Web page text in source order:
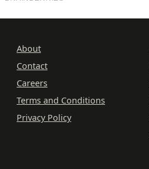
About
Contact
Careers
Terms and Conditions
Privacy Policy